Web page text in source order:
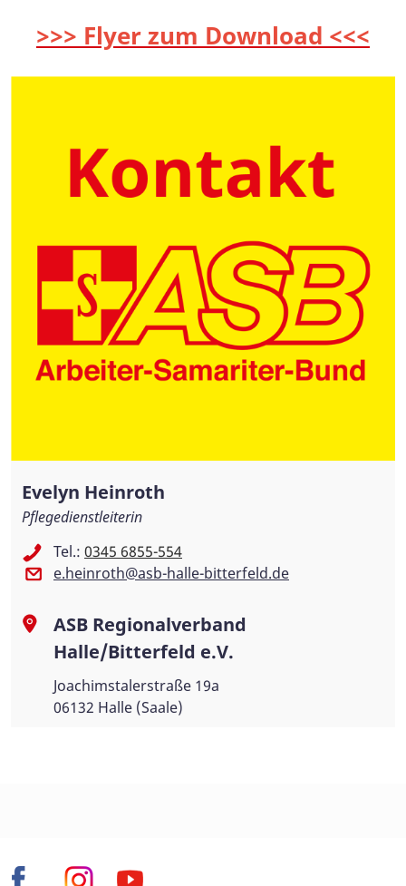
>>> Flyer zum Download <<<
Evelyn Heinroth
Pflegedienstleiterin
Tel.: 0345 6855-554
e.heinroth@asb-halle-bitterfeld.de
ASB Regionalverband
Halle/Bitterfeld e.V.
Joachimstalerstraße 19a
06132 Halle (Saale)